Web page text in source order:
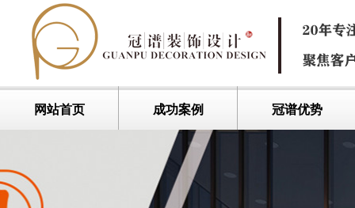
网站首页 成功案例 冠谱优势